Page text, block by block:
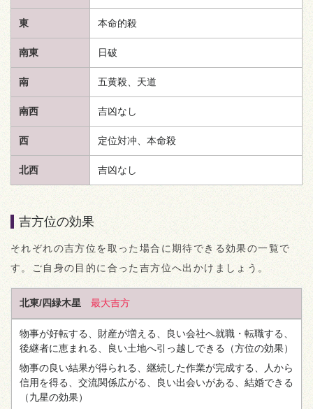
東 本命的殺
南東 日破
南 五黄殺、 天道
南西 吉凶なし
西 定位対冲、本命殺
北西 吉凶なし
吉方位の効果
それぞれの吉方位を取った場合に期待できる効果の一覧で
す。ご自身の目的に合った吉方位へ出かけましょう。
北東/四緑木星 最大吉方
物事が好転する、財産が増える、良い会社へ就職・転職する、
後継者に恵まれる、良い土地へ引っ越しできる （方位の効果）
物事の良い結果が得られる、継続した作業が完成する、人から
信用を得る、交流関係広がる、良い出会いがある、結婚できる
（九星の効果）